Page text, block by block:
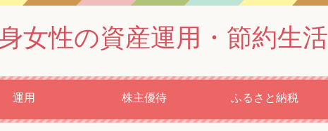
女性の資産運用・節約生活
運用 株主優待 ふるさと納税